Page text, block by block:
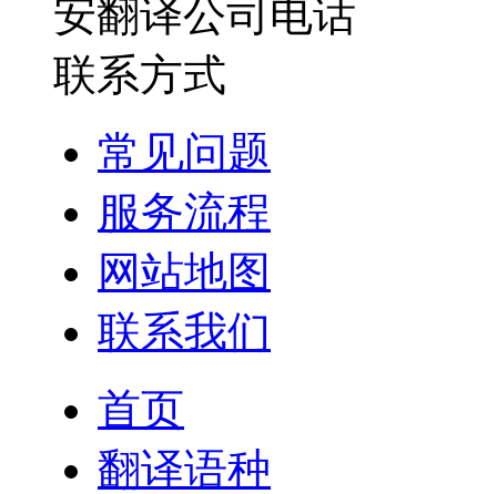
常见问题
服务流程
网站地图
联系我们
首页
翻译语种